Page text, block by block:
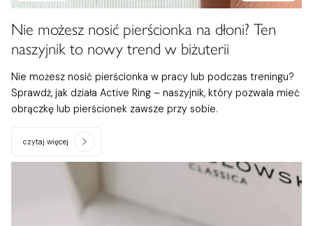
Nie możesz nosić pierścionka na dłoni? Ten
naszyjnik to nowy trend w biżuterii
Nie możesz nosić pierścionka w pracy lub podczas treningu?
Sprawdź, jak działa Active Ring – naszyjnik, który pozwala mieć
obrączkę lub pierścionek zawsze przy sobie.
czytaj więcej